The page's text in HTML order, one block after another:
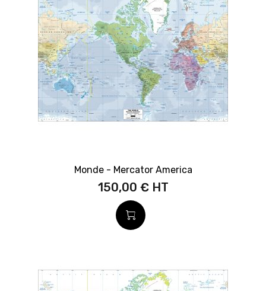
Monde - Mercator America
150,00 €